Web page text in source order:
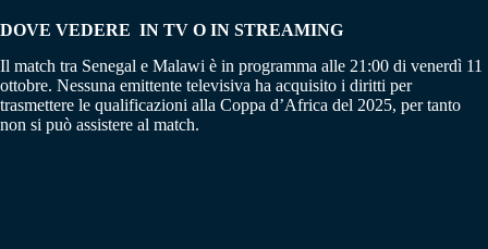
DOVE VEDERE IN TV O IN STREAMING
Il match tra Senegal e Malawi è in programma alle 21:00 di venerdì 11
ottobre. Nessuna emittente televisiva ha acquisito i diritti per
trasmettere le qualificazioni alla Coppa d’Africa del 2025, per tanto
non si può assistere al match.